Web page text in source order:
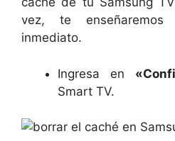
vez, te
inmediato.
Ingresa en
Smart TV.